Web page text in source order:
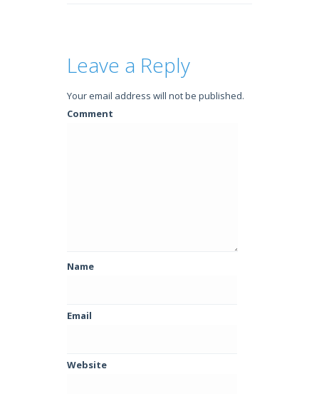
Leave a Reply
Your email address will not be published.
Comment
Name
Email
Website